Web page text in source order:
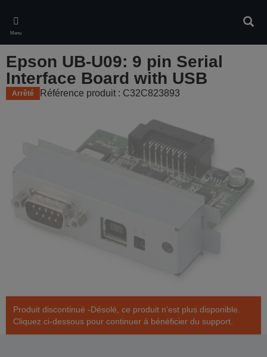
main
content
Menu
Epson UB-U09: 9 pin Serial
Interface Board with USB
Arrêté Référence produit : C32C823893
Produit discontinué -Désolé, ce produit n’est plus disponible.
Cliquez ci-dessous pour continuer à bénéficier du support.